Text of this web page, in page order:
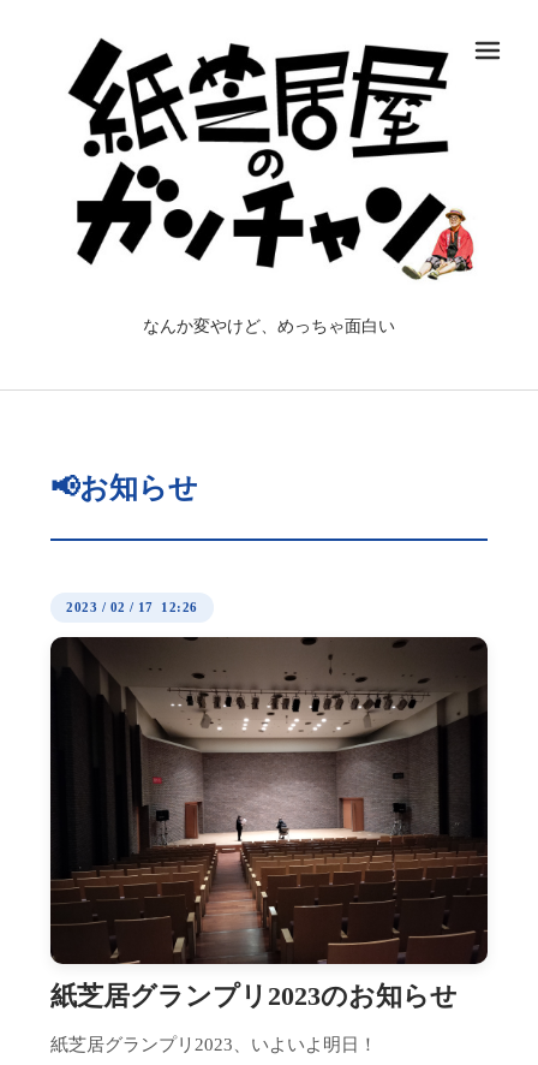
なんか変やけど、めっちゃ面白い
📢お知らせ
2023 / 02 / 17 12:26
紙芝居グランプリ2023のお知らせ
紙芝居グランプリ2023、いよいよ明日！